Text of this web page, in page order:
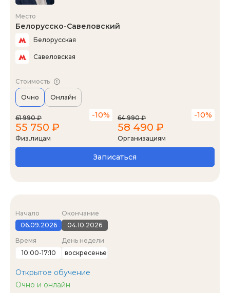
Место
Белорусско-Савеловский
Белорусская
Савеловская
Стоимость
Очно Онлайн
61 990 ₽ -10%
55 750 ₽
Физ.лицам
64 990 ₽ -10%
58 490 ₽
Организациям
Записаться
Начало
06.09.2026
Окончание
04.10.2026
Время
10:00-17:10
День недели
воскресенье
Открытое обучение
Очно и онлайн